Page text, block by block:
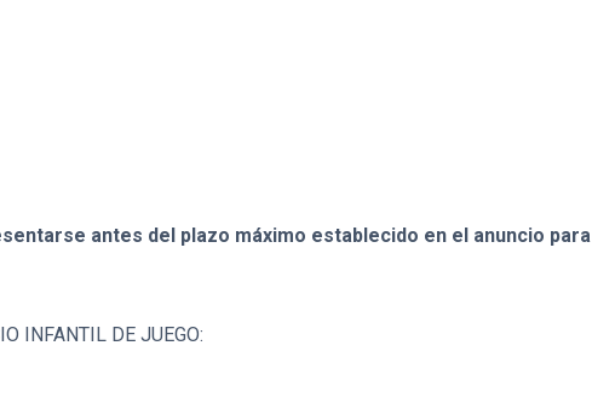
antes del plazo máximo establecido en el anuncio para
INFANTIL DE JUEGO: